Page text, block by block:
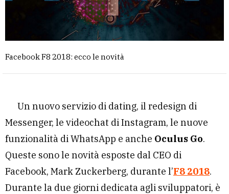
Facebook F8 2018: ecco le novità
Un nuovo servizio di dating, il redesign di
Messenger, le videochat di Instagram, le nuove
funzionalità di WhatsApp e anche Oculus Go.
Queste sono le novità esposte dal CEO di
Facebook, Mark Zuckerberg, durante l’F8 2018.
Durante la due giorni dedicata agli sviluppatori, è